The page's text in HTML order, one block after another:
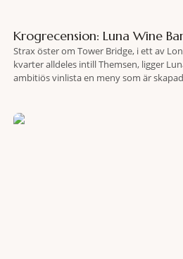
Krogrecension: Luna Wine
Strax öster om Tower Bridge, i ett av
kvarter alldeles intill Themsen, ligger
ambitiös vinlista en meny som är